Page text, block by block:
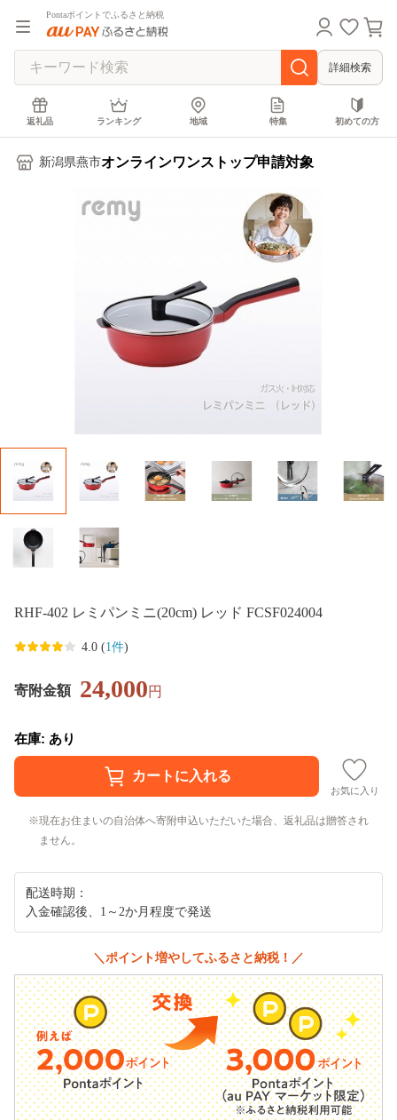
Pontaポイントでふるさと納税
詳細検索
返礼品 ランキング 地域 特集 初めての方
新潟県燕市オンラインワンストップ申請対象
RHF-402 レミパンミニ(20cm) レッド FCSF024004
4.0 (1件)
寄附金額 24,000円
在庫: あり
お気に入り
現在お住まいの自治体へ寄附申込いただいた場合、返礼品は贈答され
ません。
配送時期：
入金確認後、1～2か月程度で発送
＼ポイント増やしてふるさと納税！／